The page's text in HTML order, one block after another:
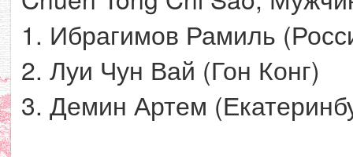
1. Ибрагимов Рамиль
2. Луи Чун Вай (Гон Конг)
3. Демин Артем